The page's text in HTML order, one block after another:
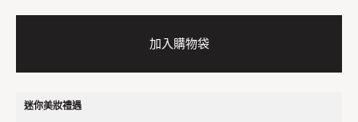
加入購物袋
迷你美妝禮遇